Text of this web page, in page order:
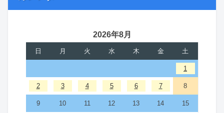
2026年8月
日 月 火 水 木 金 土
1
2 3 4 5 6 7 8
9 10 11 12 13 14 15